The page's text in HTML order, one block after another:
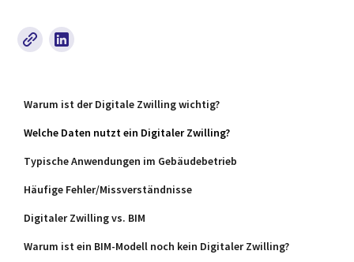
Warum ist der Digitale Zwilling wichtig?
Welche Daten nutzt ein Digitaler Zwilling?
Typische Anwendungen im Gebäudebetrieb
Häufige Fehler/Missverständnisse
Digitaler Zwilling vs. BIM
Warum ist ein BIM-Modell noch kein Digitaler Zwilling?